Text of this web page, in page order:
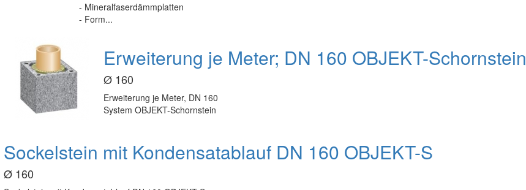
- Mineralfaserdämmplatten
- Form...
Erweiterung je Meter; DN 160 OBJEKT-Schornstein
Ø 160
Erweiterung je Meter, DN 160
System OBJEKT-Schornstein
Sockelstein mit Kondensatablauf DN 160 OBJEKT-S
Ø 160